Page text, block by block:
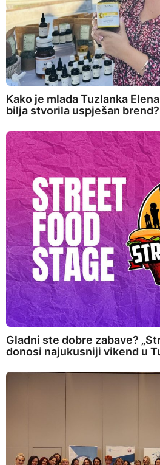
Kako je mlada Tuzlanka
bilja stvorila uspješan brend?
Gladni ste dobre zabave?
donosi najukusniji vikend u